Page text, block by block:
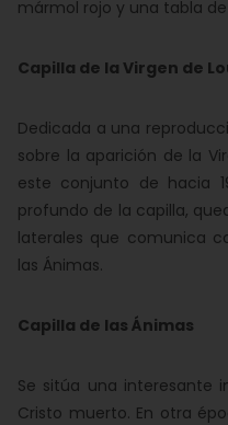
mármol rojo y una tabla
Capilla de la Virgen de
Dedicada a una
sobre la aparición de la
este conjunto de hacia
profundo de la capilla,
laterales que comunica
las Ánimas.
Capilla de las Ánimas
Se sitúa una interesante
Cristo muerto. En otra